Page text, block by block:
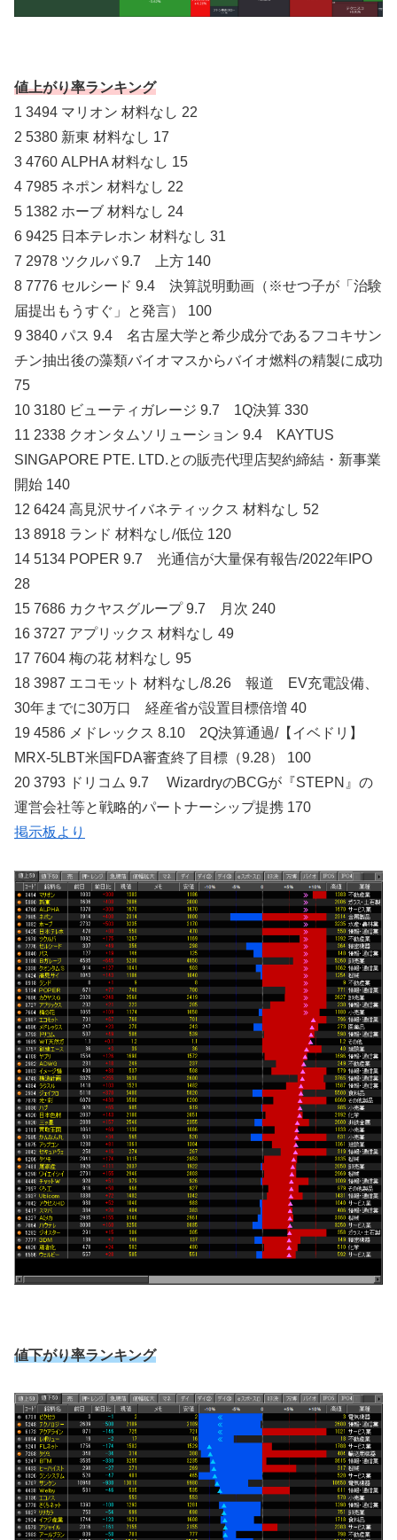
値上がり率ランキング
1 3494 マリオン 材料なし 22
2 5380 新東 材料なし 17
3 4760 ALPHA 材料なし 15
4 7985 ネポン 材料なし 22
5 1382 ホーブ 材料なし 24
6 9425 日本テレホン 材料なし 31
7 2978 ツクルバ 9.7 上方 140
8 7776 セルシード 9.4 決算説明動画（※せつ子が「治験
届提出もうすぐ」と発言） 100
9 3840 パス 9.4 名古屋大学と希少成分であるフコキサン
チン抽出後の藻類バイオマスからバイオ燃料の精製に成功
75
10 3180 ビューティガレージ 9.7 1Q決算 330
11 2338 クオンタムソリューション 9.4 KAYTUS
SINGAPORE PTE. LTD.との販売代理店契約締結・新事業
開始 140
12 6424 高見沢サイバネティックス 材料なし 52
13 8918 ランド 材料なし/低位 120
14 5134 POPER 9.7 光通信が大量保有報告/2022年IPO
28
15 7686 カクヤスグループ 9.7 月次 240
16 3727 アプリックス 材料なし 49
17 7604 梅の花 材料なし 95
18 3987 エコモット 材料なし/8.26 報道 EV充電設備、
30年までに30万口 経産省が設置目標倍増 40
19 4586 メドレックス 8.10 2Q決算通過/【イベドリ】
MRX-5LBT米国FDA審査終了目標（9.28） 100
20 3793 ドリコム 9.7 WizardryのBCGが『STEPN』の
運営会社等と戦略的パートナーシップ提携 170
掲示板より
値下がり率ランキング